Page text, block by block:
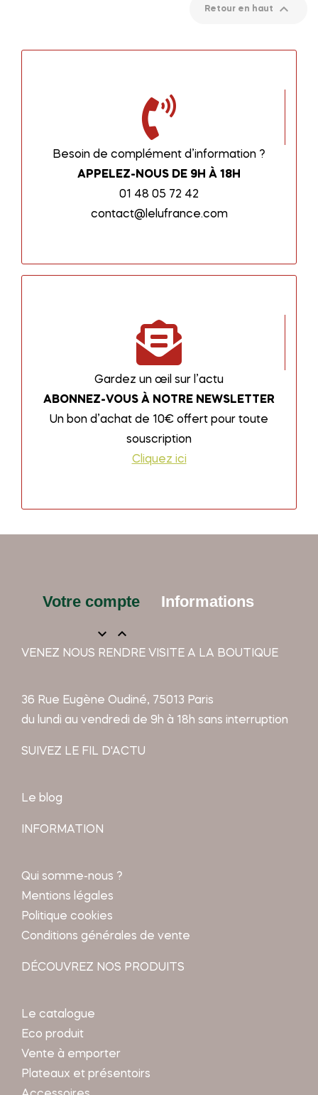
Retour en haut 
Besoin de complément d’information ?
APPELEZ-NOUS DE 9H À 18H
01 48 05 72 42
contact@lelufrance.com
Gardez un œil sur l’actu
ABONNEZ-VOUS À NOTRE NEWSLETTER
Un bon d’achat de 10€ offert pour toute
souscription
Cliquez ici
Votre compte
 
Informations
VENEZ NOUS RENDRE VISITE A LA BOUTIQUE
36 Rue Eugène Oudiné, 75013 Paris
du lundi au vendredi de 9h à 18h sans interruption
SUIVEZ LE FIL D'ACTU
Le blog
INFORMATION
Qui somme-nous ?
Mentions légales
Politique cookies
Conditions générales de vente
DÉCOUVREZ NOS PRODUITS
Le catalogue
Eco produit
Vente à emporter
Plateaux et présentoirs